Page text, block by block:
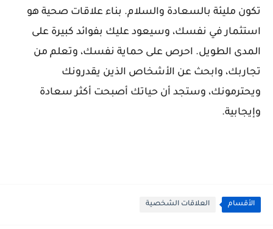
تكون مليئة بالسعادة والسلام. بناء علاقات صحية هو
استثمار في نفسك، وسيعود عليك بفوائد كبيرة على
المدى الطويل. احرص على حماية نفسك، وتعلم من
تجاربك، وابحث عن الأشخاص الذين يقدرونك
ويحترمونك، وستجد أن حياتك أصبحت أكثر سعادة
وإيجابية.
الأقسام العلاقات الشخصية